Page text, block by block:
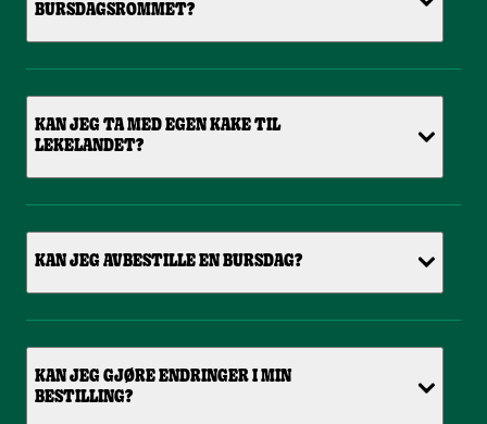
BURSDAGSROMMET?
KAN JEG TA MED EGEN KAKE TIL
LEKELANDET?
KAN JEG AVBESTILLE EN BURSDAG?
KAN JEG GJØRE ENDRINGER I MIN
BESTILLING?